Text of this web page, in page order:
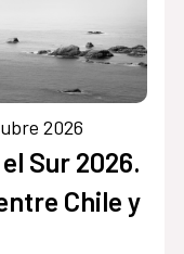
2026
Sur 2026.
Chile y